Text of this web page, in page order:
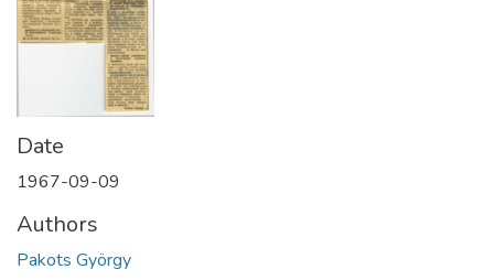
Date
1967-09-09
Authors
Pakots György